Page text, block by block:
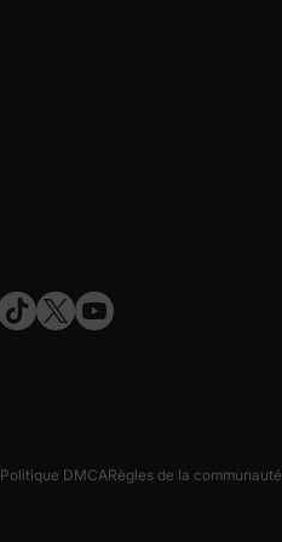
Politique DMCARègles de la communauté